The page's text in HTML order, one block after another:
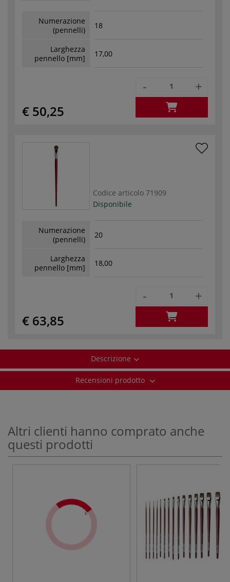
Numerazione
(pennelli)
18
Larghezza
pennello [mm]
17,00
€ 50,25
- +
Codice articolo 71909
Disponibile
Numerazione
(pennelli)
20
Larghezza
pennello [mm]
18,00
€ 63,85
- +
Descrizione
Recensioni prodotto
Altri clienti hanno comprato anche
questi prodotti